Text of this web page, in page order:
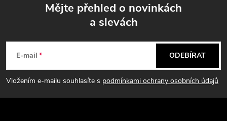
p
a
Mějte přehled o novinkách
a slevách
E-mail
Vložením e-mailu souhlasíte s podmínkami ochrany osobních údajů
ODEBÍRAT